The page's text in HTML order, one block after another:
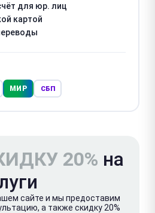
для юр. лиц
картой
МИР СБП
20% на
сайте и мы предоставим
а также скидку 20%